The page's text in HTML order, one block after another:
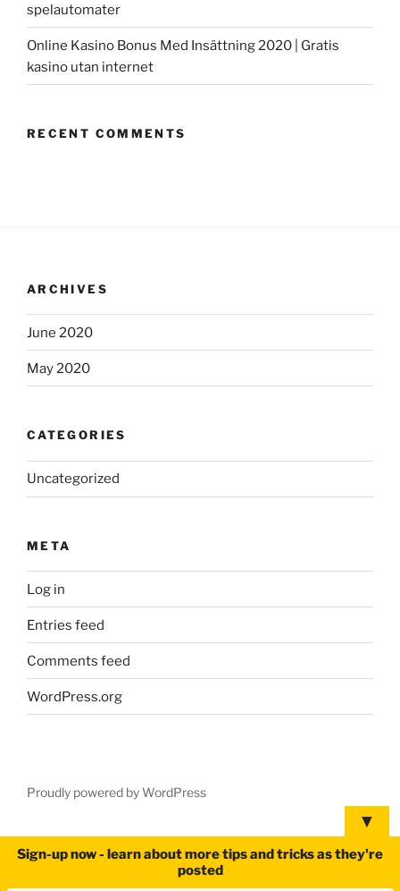
spelautomater
Online Kasino Bonus Med Insättning 2020 | Gratis
kasino utan internet
RECENT COMMENTS
ARCHIVES
June 2020
May 2020
CATEGORIES
Uncategorized
META
Log in
Entries feed
Comments feed
WordPress.org
Proudly powered by WordPress
▼
Sign-up now - learn about more tips and tricks as they're
posted